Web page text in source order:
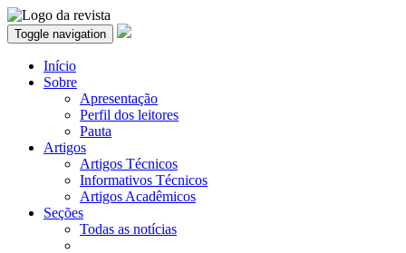
Toggle navigation
Início
Sobre
Apresentação
Perfil dos leitores
Pauta
Artigos
Artigos Técnicos
Informativos Técnicos
Artigos Acadêmicos
Seções
Todas as notícias